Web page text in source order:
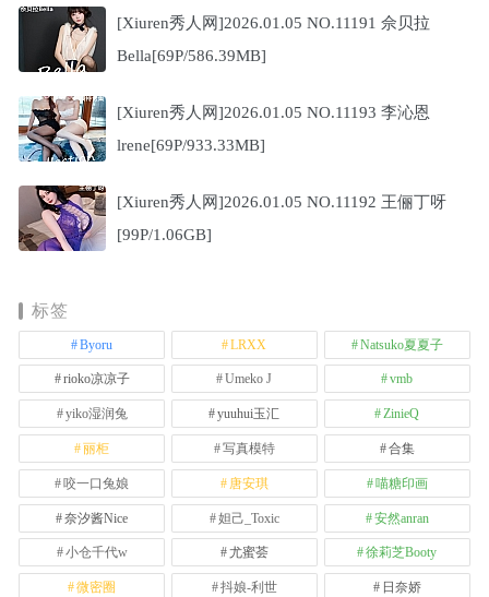
[Xiuren秀人网]2026.01.05 NO.11191 佘贝拉
Bella[69P/586.39MB]
[Xiuren秀人网]2026.01.05 NO.11193 李沁恩
lrene[69P/933.33MB]
[Xiuren秀人网]2026.01.05 NO.11192 王俪丁呀
[99P/1.06GB]
标签
Byoru LRXX Natsuko夏夏子
rioko凉凉子 Umeko J vmb
yiko湿润兔 yuuhui玉汇 ZinieQ
丽柜 写真模特 合集
咬一口兔娘 唐安琪 喵糖印画
奈汐酱Nice 妲己_Toxic 安然anran
小仓千代w 尤蜜荟 徐莉芝Booty
微密圈 抖娘-利世 日奈娇